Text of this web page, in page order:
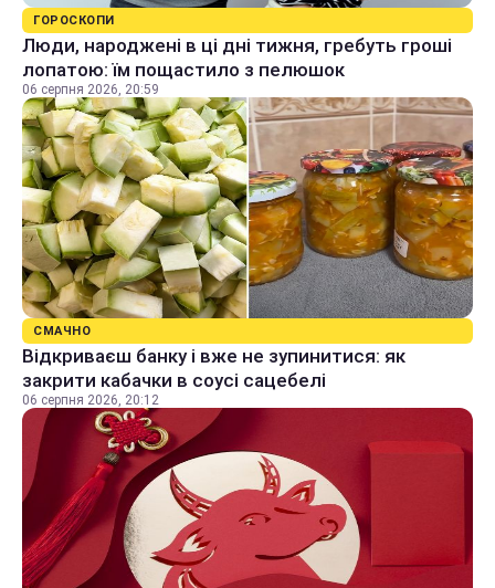
ГОРОСКОПИ
Люди, народжені в ці дні тижня, гребуть гроші
лопатою: їм пощастило з пелюшок
06 серпня 2026, 20:59
СМАЧНО
Відкриваєш банку і вже не зупинитися: як
закрити кабачки в соусі сацебелі
06 серпня 2026, 20:12